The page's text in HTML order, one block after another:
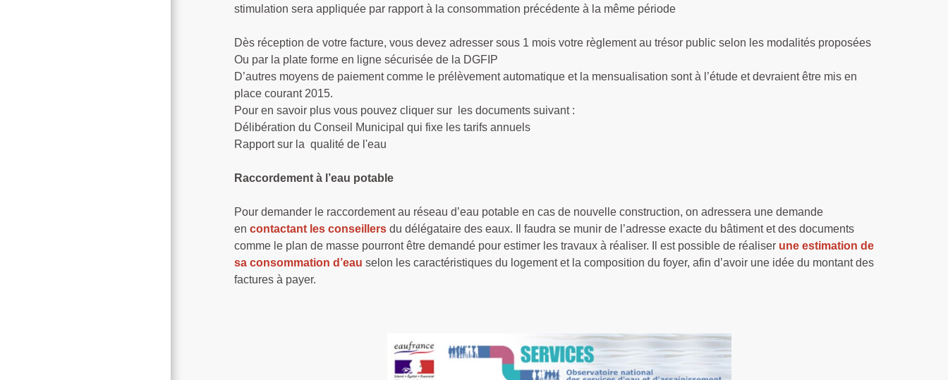
stimulation sera appliquée par rapport à la consommation précédente à la même période
Dès réception de votre facture, vous devez adresser sous 1 mois votre règlement au trésor public selon les modalités proposées
Ou par la plate forme en ligne sécurisée de la DGFIP
D’autres moyens de paiement comme le prélèvement automatique et la mensualisation sont à l’étude et devraient être mis en
place courant 2015.
Pour en savoir plus vous pouvez cliquer sur les documents suivant :
Délibération du Conseil Municipal qui fixe les tarifs annuels
Rapport sur la qualité de l'eau
Raccordement à l’eau potable
Pour demander le raccordement au réseau d’eau potable en cas de nouvelle construction, on adressera une demande
en contactant les conseillersdu délégataire des eaux. Il faudra se munir de l’adresse exacte du bâtiment et des documents
comme le plan de masse pourront être demandé pour estimer les travaux à réaliser. Il est possible de réaliser une estimation de
sa consommation d’eau selon les caractéristiques du logement et la composition du foyer, afin d’avoir une idée du montant des
factures à payer.